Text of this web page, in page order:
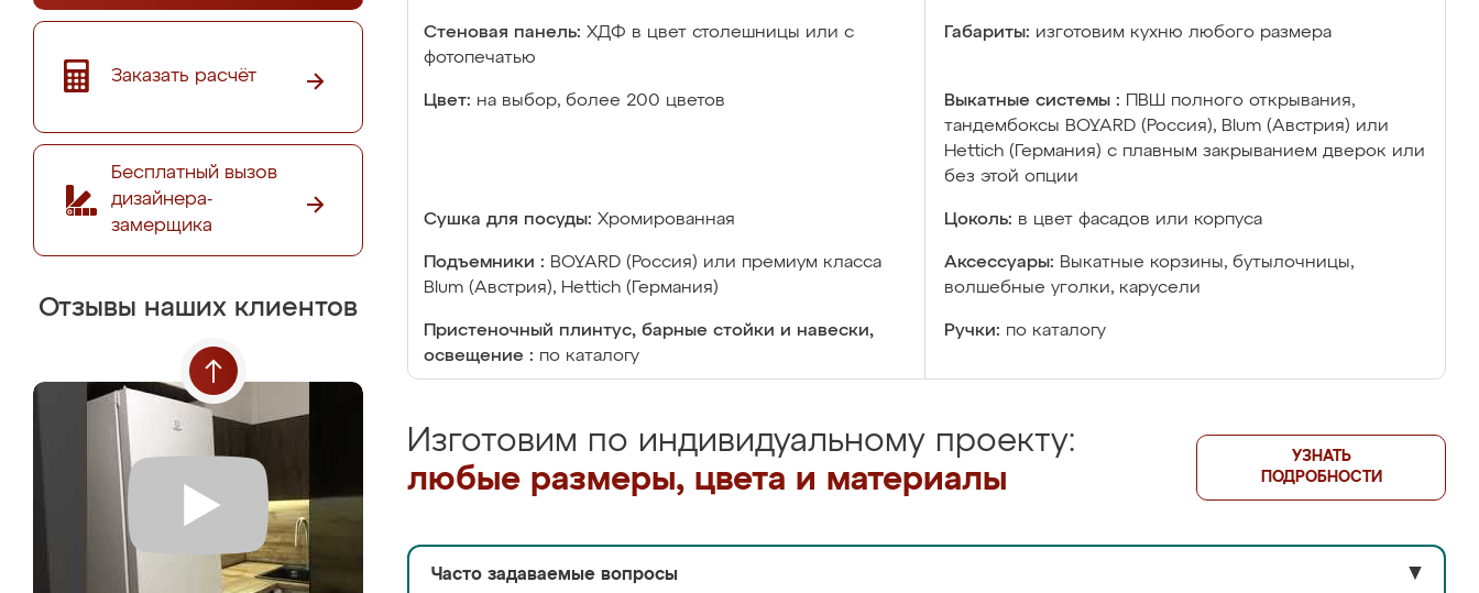
Заказать расчёт
Бесплатный вызов
дизайнера-
замерщика
Отзывы наших клиентов
Стеновая панель: ХДФ в цвет столешницы или с
фотопечатью
Габариты: изготовим кухню любого размера
Цвет: на выбор, более 200 цветов Выкатные системы :
ПВШ полного открывания,
тандембоксы BOYARD (Россия), Blum (Австрия) или
Hettich (Германия) с плавным закрыванием дверок или
без этой опции
Сушка для посуды: Хромированная Цоколь: в цвет фасадов или корпуса
Подъемники : BOYARD (Россия) или премиум класса
Blum (Австрия), Hettich (Германия)
Аксессуары: Выкатные корзины, бутылочницы,
волшебные уголки, карусели
Пристеночный плинтус, барные стойки и навески,
освещение : по каталогу
Ручки: по каталогу
Изготовим по индивидуальному проекту:
любые размеры, цвета и материалы
УЗНАТЬ
ПОДРОБНОСТИ
Часто задаваемые вопросы ▼